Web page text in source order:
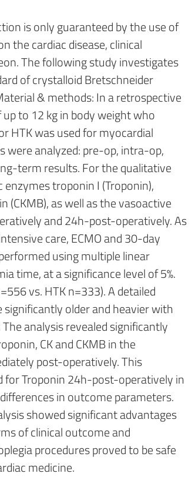
is only guaranteed by the use of
the cardiac disease, clinical
The following study investigates
of crystalloid Bretschneider
& methods: In a retrospective
to 12 kg in body weight who
HTK was used for myocardial
were analyzed: pre-op, intra-op,
term results. For the qualitative
troponin I (Troponin),
(CKMB), as well as the vasoactive
and 24h-post-operatively. As
care, ECMO and 30-day
using multiple linear
time, at a significance level of 5%.
vs. HTK n=333). A detailed
older and heavier with
analysis revealed significantly
CK and CKMB in the
post-operatively. This
for Troponin 24h-post-operatively in
in outcome parameters.
showed significant advantages
of clinical outcome and
procedures proved to be safe
medicine.